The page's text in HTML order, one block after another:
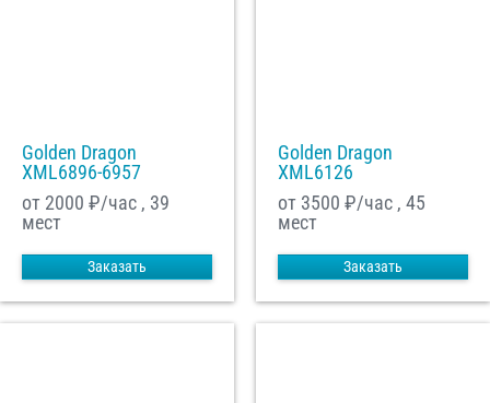
Golden Dragon
XML6896-6957
от 2000 ₽/час , 39
мест
Заказать
Golden Dragon
XML6126
от 3500 ₽/час , 45
мест
Заказать